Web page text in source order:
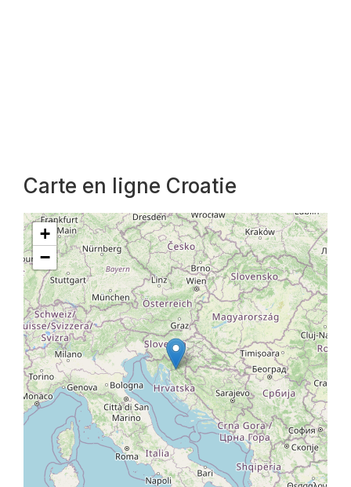
Carte en ligne Croatie
+
−